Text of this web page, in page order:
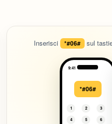
Inserisci *#06# sul
9:41
*#06#
1 2 3
4 5 6